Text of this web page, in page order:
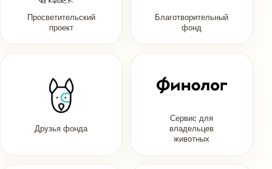
Просветительский
проект
Благотворительный
фонд
Друзья фонда
Сервис для
владельцев
животных